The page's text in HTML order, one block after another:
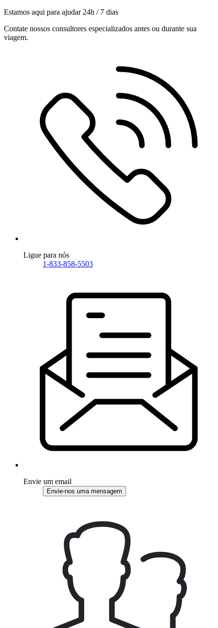
Estamos aqui para ajudar 24h / 7 dias
Contate nossos consultores especializados antes ou durante sua
viagem.
Ligue para nós
1-833-858-5503
Envie um email
Envie-nos uma mensagem